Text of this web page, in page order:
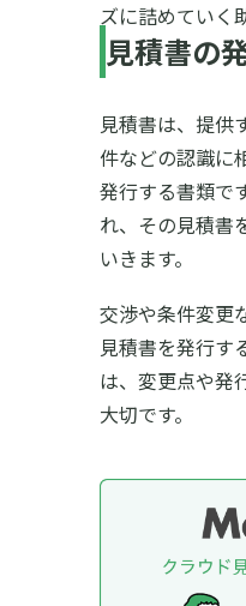
ズに詰めていく
見積書の
見積書は、提供
件などの認識に
発行する書類で
れ、その見積書
いきます。
交渉や条件変更
見積書を発行す
は、変更点や発
大切です。